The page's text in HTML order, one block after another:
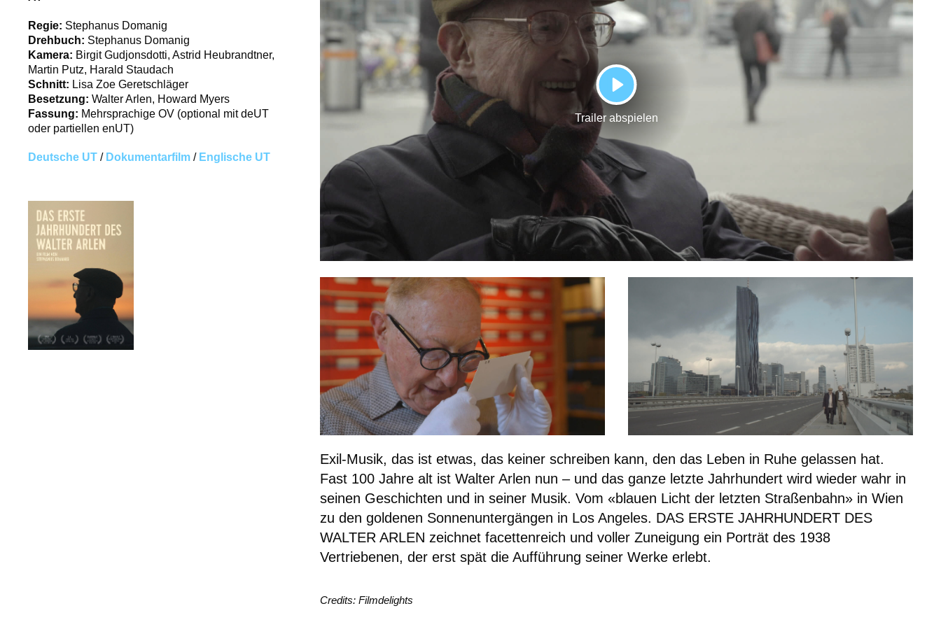
Gutscheine
& Filmpässe
Account
Suche
PLAY
Trailer abspielen
Regie: Stephanus Domanig
Drehbuch: Stephanus Domanig
Kamera: Birgit Gudjonsdotti, Astrid Heubrandtner,
Martin Putz, Harald Staudach
Schnitt: Lisa Zoe Geretschläger
Besetzung: Walter Arlen, Howard Myers
Fassung: Mehrsprachige OV (optional mit deUT
oder partiellen enUT)
Deutsche UT / Dokumentarfilm / Englische UT
Exil-Musik, das ist etwas, das keiner schreiben kann, den das Leben in Ruhe gelassen hat.
Fast 100 Jahre alt ist Walter Arlen nun – und das ganze letzte Jahrhundert wird wieder wahr in
seinen Geschichten und in seiner Musik. Vom «blauen Licht der letzten Straßenbahn» in Wien
zu den goldenen Sonnenuntergängen in Los Angeles. DAS ERSTE JAHRHUNDERT DES
WALTER ARLEN zeichnet facettenreich und voller Zuneigung ein Porträt des 1938
Vertriebenen, der erst spät die Aufführung seiner Werke erlebt.
Credits: Filmdelights